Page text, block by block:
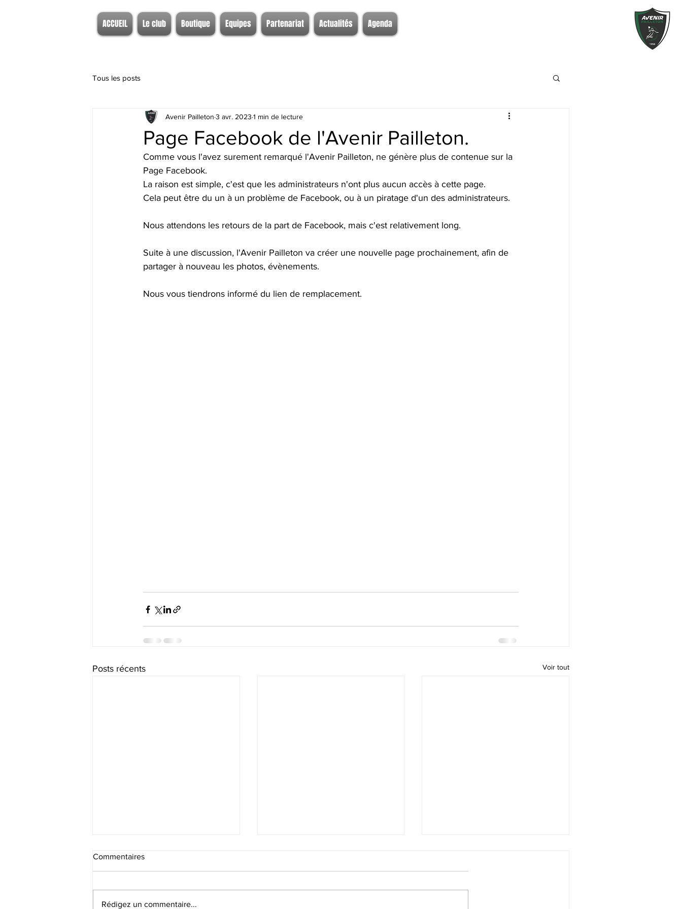
ACCUEIL Le club Boutique Equipes Partenariat Actualités Agenda
Tous les posts
Page Facebook de l'Avenir Pailleton.
Avenir Pailleton 3 avr. 2023 1 min de lecture
Comme vous l'avez surement remarqué l'Avenir Pailleton, ne génère plus de contenue sur la
Page Facebook.
La raison est simple, c'est que les administrateurs n'ont plus aucun accès à cette page.
Cela peut être du un à un problème de Facebook, ou à un piratage d'un des administrateurs.
Nous attendons les retours de la part de Facebook, mais c'est relativement long.
Suite à une discussion, l'Avenir Pailleton va créer une nouvelle page prochainement, afin de
partager à nouveau les photos, évènements.
Nous vous tiendrons informé du lien de remplacement.
Posts récents Voir tout
Recrutement SF
Commentaires
Rédigez un commentaire...